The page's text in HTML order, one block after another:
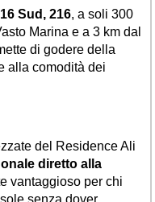
Sud, 216, a soli 300
Marina e a 3 km dal
di godere della
alla comodità dei
del Residence Ali
diretto alla
vantaggioso per chi
senza dover